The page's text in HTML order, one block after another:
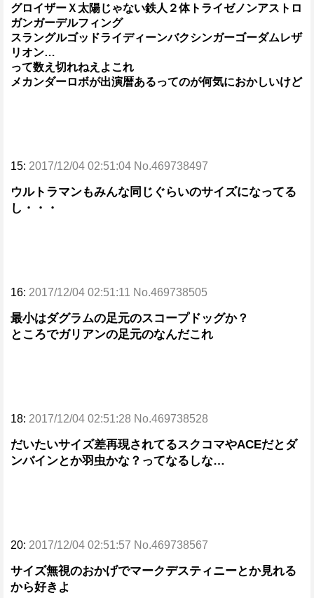
グロイザーＸ太陽じゃない鉄人２体トライゼノンアストロ
ガンガーデルフィング
スラングルゴッドライディーンバクシンガーゴーダムレザ
リオン…
って数え切れねえよこれ
メカンダーロボが出演暦あるってのが何気におかしいけど
15: 2017/12/04 02:51:04 No.469738497
ウルトラマンもみんな同じぐらいのサイズになってる
し・・・
16: 2017/12/04 02:51:11 No.469738505
最小はダグラムの足元のスコープドッグか？
ところでガリアンの足元のなんだこれ
18: 2017/12/04 02:51:28 No.469738528
だいたいサイズ差再現されてるスクコマやACEだとダ
ンバインとか羽虫かな？ってなるしな…
20: 2017/12/04 02:51:57 No.469738567
サイズ無視のおかげでマークデスティニーとか見れる
から好きよ